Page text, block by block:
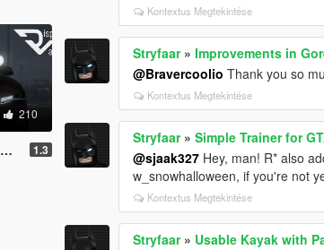
210
1.3
Kontextus Megtekintése
Stryfaar»Improvements in
@Bravercoolio Thank you so
Kontextus Megtekintése
Stryfaar»Simple Trainer for
@sjaak327 Hey, man! R* also
w_snowhalloween, if you're not
Kontextus Megtekintése
Stryfaar» Usable Kayak with